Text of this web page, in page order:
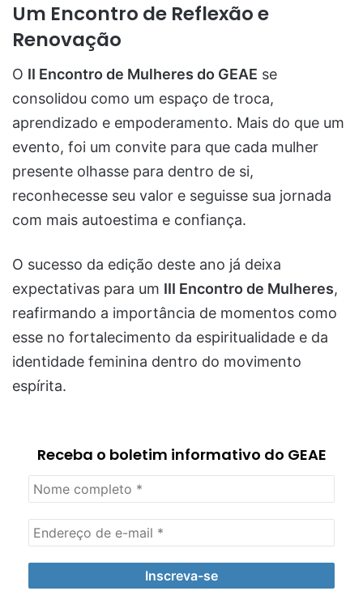
Um Encontro de Reflexão e
Renovação
O II Encontro de Mulheres do GEAE se
consolidou como um espaço de troca,
aprendizado e empoderamento. Mais do que um
evento, foi um convite para que cada mulher
presente olhasse para dentro de si,
reconhecesse seu valor e seguisse sua jornada
com mais autoestima e confiança.
O sucesso da edição deste ano já deixa
expectativas para um III Encontro de Mulheres,
reafirmando a importância de momentos como
esse no fortalecimento da espiritualidade e da
identidade feminina dentro do movimento
espírita.
Receba o boletim informativo do GEAE